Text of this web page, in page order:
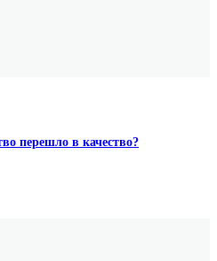
перешло в качество?